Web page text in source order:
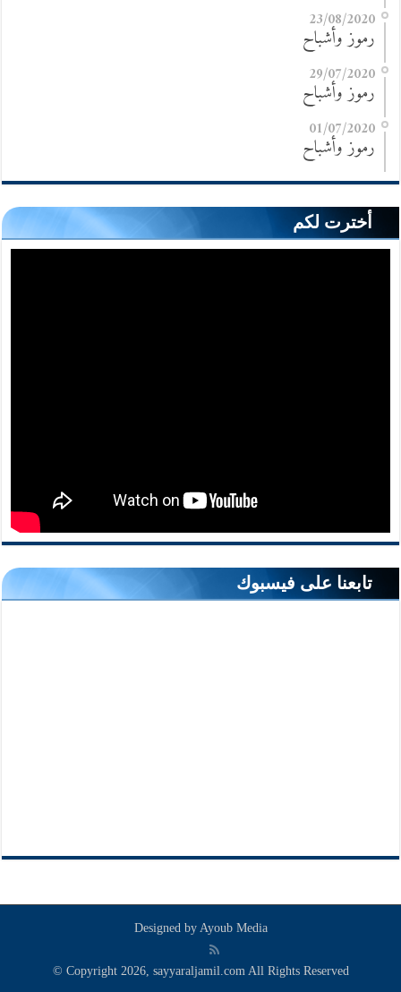
23/08/2020
رموز وأشباح
29/07/2020
رموز وأشباح
01/07/2020
رموز وأشباح
أخترت لكم
تابعنا على فيسبوك
Designed by Ayoub Media
© Copyright 2026, sayyaraljamil.com All Rights Reserved